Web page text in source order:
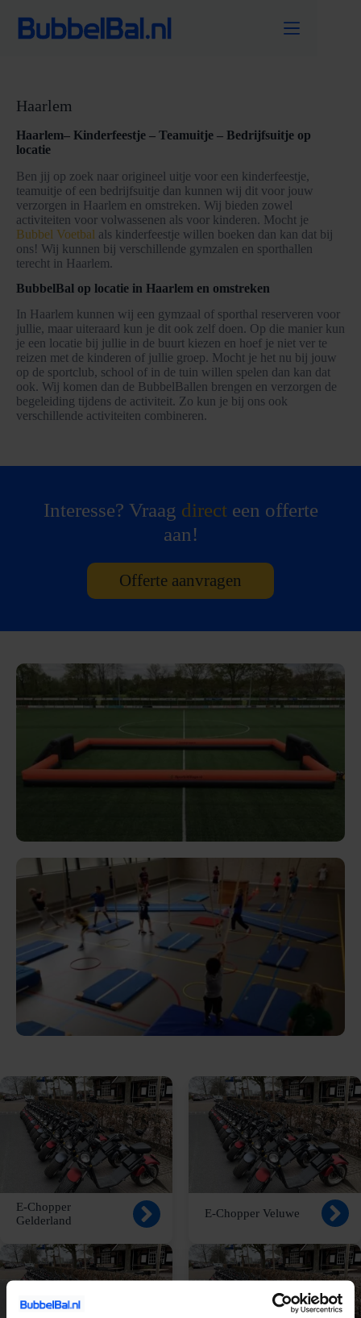
naar
Haarlem
Haarlem– Kinderfeestje – Teamuitje – Bedrijfsuitje op
locatie
Ben jij op zoek naar origineel uitje voor een kinderfeestje,
teamuitje of een bedrijfsuitje dan kunnen wij dit voor jouw
verzorgen in Haarlem en omstreken. Wij bieden zowel
activiteiten voor volwassenen als voor kinderen. Mocht je
Bubbel Voetbal als kinderfeestje willen boeken dan kan dat bij
ons! Wij kunnen bij verschillende gymzalen en sporthallen
terecht in Haarlem.
BubbelBal op locatie in Haarlem en omstreken
In Haarlem kunnen wij een gymzaal of sporthal reserveren voor
jullie, maar uiteraard kun je dit ook zelf doen. Op die manier kun
je een locatie bij jullie in de buurt kiezen en hoef je niet ver te
reizen met de kinderen of jullie groep. Mocht je het nu bij jouw
op de sportclub, school of in de tuin willen spelen dan kan dat
ook. Wij komen dan de BubbelBallen brengen en verzorgen de
begeleiding tijdens de activiteit. Zo kun je bij ons ook
verschillende activiteiten combineren.
Interesse? Vraag directeen offerte
aan!
Offerte aanvragen
E-Chopper
Gelderland
E-Chopper Veluwe